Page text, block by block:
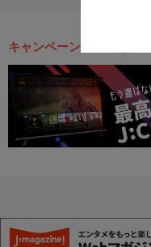
キャンペーン・お得な情報